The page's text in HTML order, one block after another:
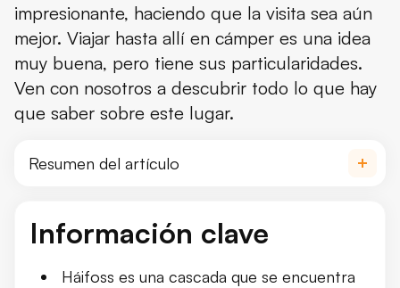
impresionante, haciendo que la visita sea aún
mejor. Viajar hasta allí en cámper es una idea
muy buena, pero tiene sus particularidades.
Ven con nosotros a descubrir todo lo que hay
que saber sobre este lugar.
Resumen del artículo
Información clave
Háifoss es una cascada que se encuentra